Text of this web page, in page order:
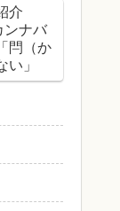
介
ンナバ
閂（か
い」